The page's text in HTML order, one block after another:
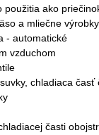
použitia ako
a mliečne výrobky
- automatické
vzduchom
chladiaca
časti